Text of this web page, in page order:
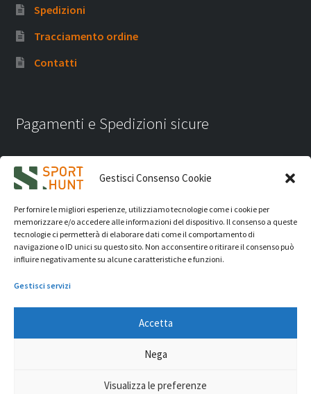
Gestisci Consenso Cookie
Per fornire le migliori esperienze, utilizziamo tecnologie come i cookie per
memorizzare e/o accedere alle informazioni del dispositivo. Il consenso a queste
tecnologie ci permetterà di elaborare dati come il comportamento di
navigazione o ID unici su questo sito. Non acconsentire o ritirare il consenso può
influire negativamente su alcune caratteristiche e funzioni.
Gestisci servizi
Accetta
Nega
Visualizza le preferenze
Spedizioni
Tracciamento ordine
Contatti
Pagamenti e Spedizioni sicure
iVision Communication S.r.l.- P.Iva 04233830407 - REA: RN
331582 Copyright 2026. Tutti i diritti riservati.